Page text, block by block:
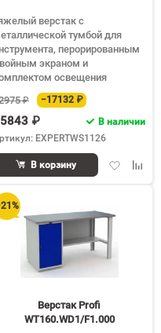
верстак с
тумбой для
перорированным
экраном и
освещения
₽
−17132 ₽
₽
В наличии
EXPERTWS1126
Добавить
В корзину
Верстак Profi
WT160.WD1/F1.000